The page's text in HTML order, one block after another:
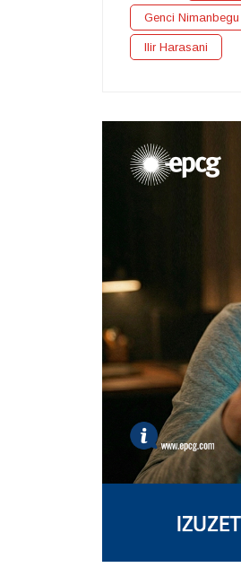
Genci Nimanbegu
Ilir Harasani